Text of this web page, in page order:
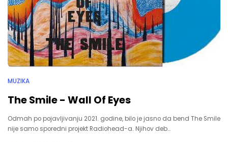
MUZIKA
The Smile - Wall Of Eyes
Odmah po pojavljivanju 2021. godine, bilo je jasno da bend The Smile
nije samo sporedni projekt Radiohead-a. Njihov deb…